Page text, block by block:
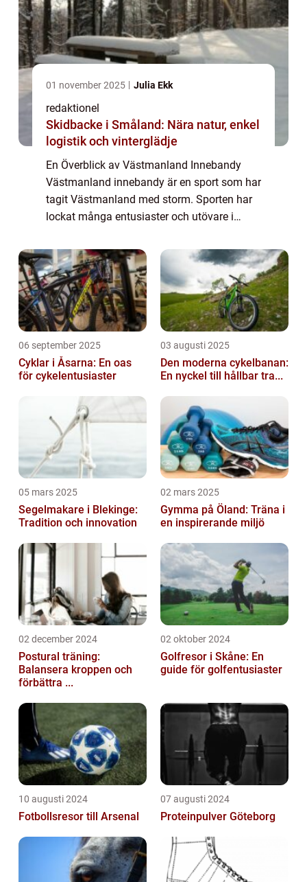
01 november 2025 Julia Ekk
redaktionel
Skidbacke i Småland: Nära natur, enkel
logistik och vinterglädje
En Överblick av Västmanland Innebandy
Västmanland innebandy är en sport som har
tagit Västmanland med storm. Sporten har
lockat många entusiaster och utövare i
lokala idrottskulturen. I denna artikel
kommer vi...
06 september 2025
Cyklar i Åsarna: En oas
för cykelentusiaster
03 augusti 2025
Den moderna cykelbanan:
En nyckel till hållbar tra...
05 mars 2025
Segelmakare i Blekinge:
Tradition och innovation
02 mars 2025
Gymma på Öland: Träna i
en inspirerande miljö
02 december 2024
Postural träning:
Balansera kroppen och
förbättra ...
02 oktober 2024
Golfresor i Skåne: En
guide för golfentusiaster
10 augusti 2024
Fotbollsresor till Arsenal
07 augusti 2024
Proteinpulver Göteborg